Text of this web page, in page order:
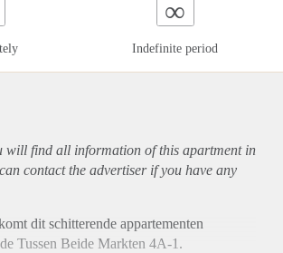
∞
Indefinite period
will find all information of this apartmentin
contact the advertiser if you have any
dit schitterende appartementen
Tussen Beide Markten 4A-1.